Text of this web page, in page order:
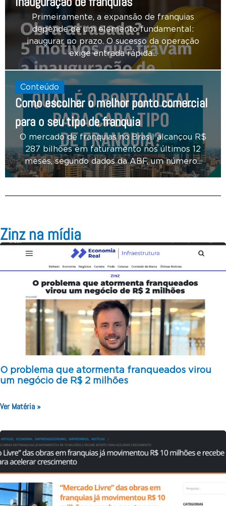
Primeiramente, a expansão de franquias
depende de um elemento fundamental:
inaugurar no prazo. O sucesso da operação
exige entrada rápida...
Conteúdo
Como escolher o melhor ponto comercial
para o seu tipo de franquia
O mercado de franquias no Brasil alcançou R$
287 bilhões em faturamento nos últimos 12
meses, segundo dados da ABF, um número...
Zinz na mídia
O problema que atormenta franqueados virou
um negócio de R$ 2 milhões
Ver Matéria »